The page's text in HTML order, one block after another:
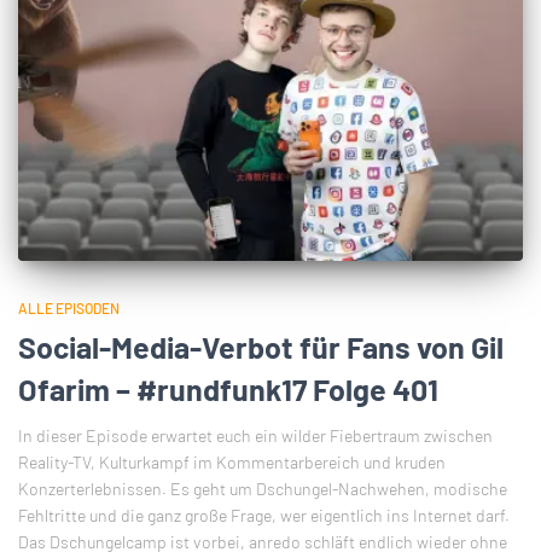
ALLE EPISODEN
Social-Media-Verbot für Fans von Gil
Ofarim – #rundfunk17 Folge 401
In dieser Episode erwartet euch ein wilder Fiebertraum zwischen
Reality-TV, Kulturkampf im Kommentarbereich und kruden
Konzerterlebnissen. Es geht um Dschungel-Nachwehen, modische
Fehltritte und die ganz große Frage, wer eigentlich ins Internet darf.
Das Dschungelcamp ist vorbei, anredo schläft endlich wieder ohne